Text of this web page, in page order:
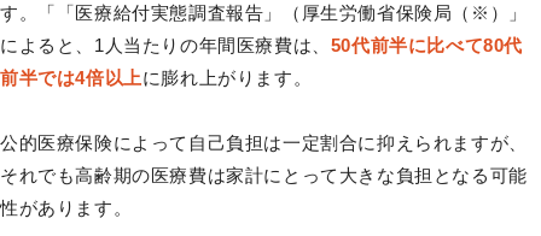
す。「「医療給付実態調査報告」（厚生労働省保険局（※）」
によると、1人当たりの年間医療費は、 50代前半に比べて80代
前半では4倍以上に膨れ上がります。
公的医療保険によって自己負担は一定割合に抑えられますが、
それでも高齢期の医療費は家計にとって大きな負担となる可能
性があります。